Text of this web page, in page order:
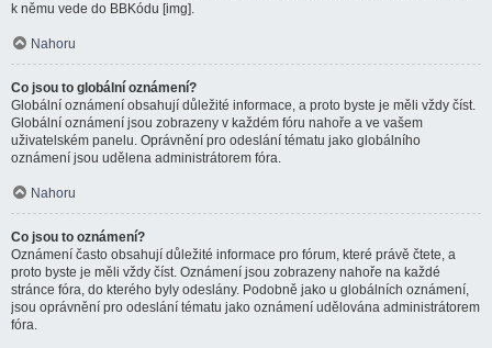
k němu vede do BBKódu [img].
Nahoru
Co jsou to globální oznámení?
Globální oznámení obsahují důležité informace, a proto byste je měli vždy číst.
Globální oznámení jsou zobrazeny v každém fóru nahoře a ve vašem
uživatelském panelu. Oprávnění pro odeslání tématu jako globálního
oznámení jsou udělena administrátorem fóra.
Nahoru
Co jsou to oznámení?
Oznámení často obsahují důležité informace pro fórum, které právě čtete, a
proto byste je měli vždy číst. Oznámení jsou zobrazeny nahoře na každé
stránce fóra, do kterého byly odeslány. Podobně jako u globálních oznámení,
jsou oprávnění pro odeslání tématu jako oznámení udělována administrátorem
fóra.